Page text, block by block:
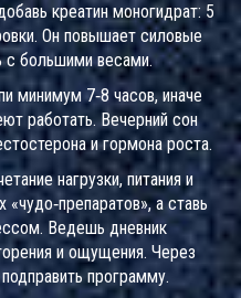
креатин моногидрат: 5
Он повышает силовые
с большими весами.
минимум 7‑8 часов, иначе
работать. Вечерний сон
и гормона роста.
нагрузки, питания и
а ставь
Ведешь дневник
и ощущения. Через
программу.